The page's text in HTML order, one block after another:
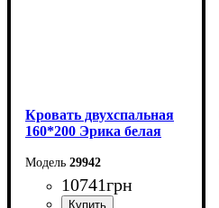
Кровать двухспальная
160*200 Эрика белая
29942
10741грн